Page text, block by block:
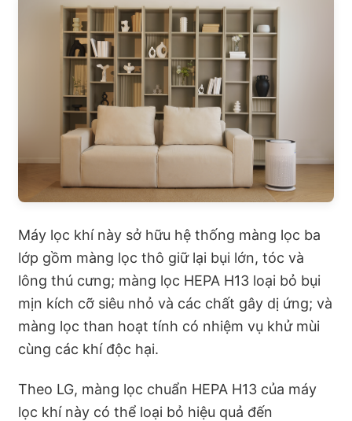
Máy lọc khí này sở hữu hệ thống màng lọc ba
lớp gồm màng lọc thô giữ lại bụi lớn, tóc và
lông thú cưng; màng lọc HEPA H13 loại bỏ bụi
mịn kích cỡ siêu nhỏ và các chất gây dị ứng; và
màng lọc than hoạt tính có nhiệm vụ khử mùi
cùng các khí độc hại.
Theo LG, màng lọc chuẩn HEPA H13 của máy
lọc khí này có thể loại bỏ hiệu quả đến